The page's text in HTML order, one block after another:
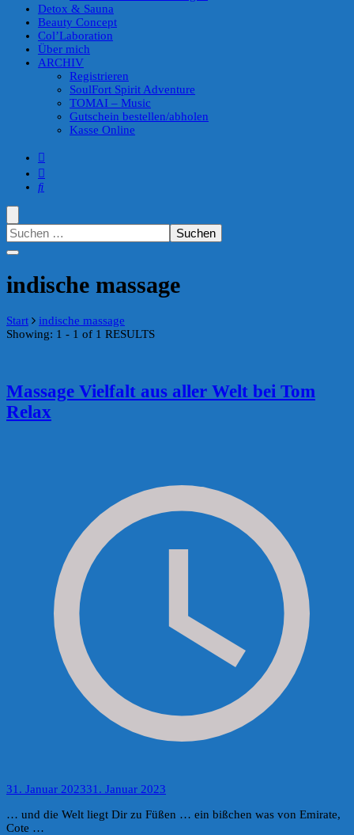
Detox & Sauna
Beauty Concept
Col’Laboration
Über mich
ARCHIV
Registrieren
SoulFort Spirit Adventure
TOMAI – Music
Gutschein bestellen/abholen
Kasse Online
Suchen
nach:
indische massage
Start
indische massage
Showing: 1 - 1 of 1 RESULTS
Massage Vielfalt aus aller Welt bei Tom
Relax
31. Januar 202331. Januar 2023
… und die Welt liegt Dir zu Füßen … ein bißchen was von Emirate,
Cote …